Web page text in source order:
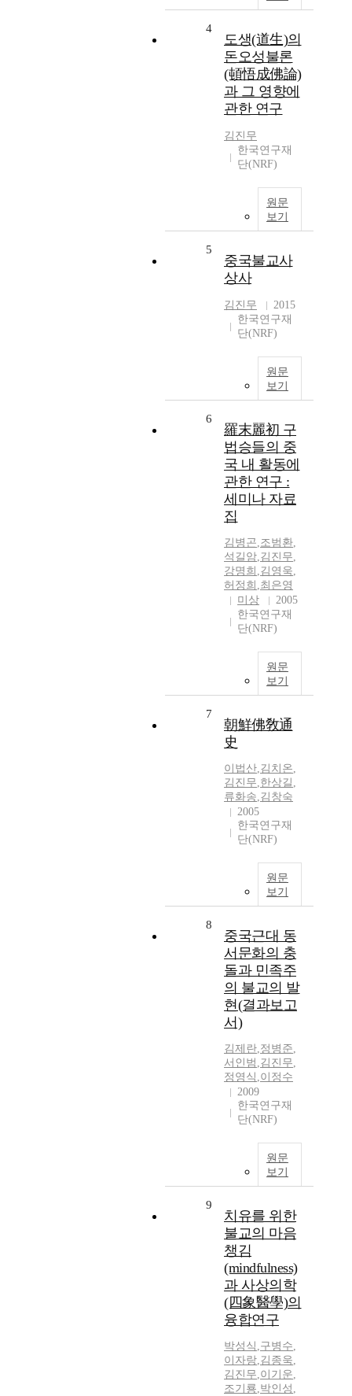
4
도생(道生)의
돈오성불론
(頓悟成佛論)
과 그 영향에
관한 연구
김진무
한국연구재
단(NRF)
원문
보기
5
중국불교사
상사
김진무
2015
한국연구재
단(NRF)
원문
보기
6
羅末麗初 구
법승들의 중
국 내 활동에
관한 연구 :
세미나 자료
집
김병곤,조범환,
석길암,김진무,
강명희 ,김영욱,
허정희 ,최은영
미상
2005
한국연구재
단(NRF)
원문
보기
7
朝鮮佛敎通
史
이법산,김치온,
김진무,한상길 ,
류화송,김창숙
2005
한국연구재
단(NRF)
원문
보기
8
중국근대 동
서문화의 충
돌과 민족주
의 불교의 발
현(결과보고
서)
김제란,정병준,
서인범 ,김진무,
정영식 ,이정수
2009
한국연구재
단(NRF)
원문
보기
9
치유를 위한
불교의 마음
챙김
(mindfulness)
과 사상의학
(四象醫學)의
융합연구
박성식 ,구병수,
이자랑,김종욱,
김진무,이기운,
조기룡,박인성 ,